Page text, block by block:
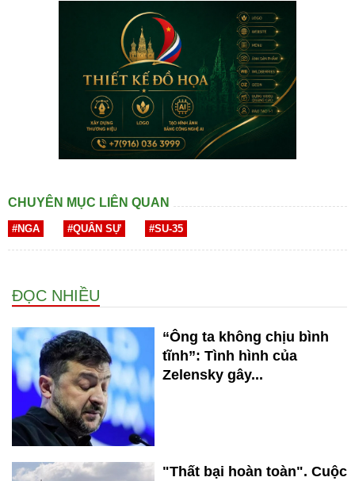
CHUYÊN MỤC LIÊN QUAN
#NGA #QUÂN SỰ #SU-35
ĐỌC NHIỀU
“Ông ta không chịu bình
tĩnh”: Tình hình của
Zelensky gây...
"Thất bại hoàn toàn". Cuộc